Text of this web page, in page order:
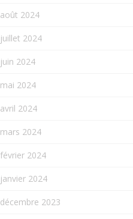
août 2024
juillet 2024
juin 2024
mai 2024
avril 2024
mars 2024
février 2024
janvier 2024
décembre 2023